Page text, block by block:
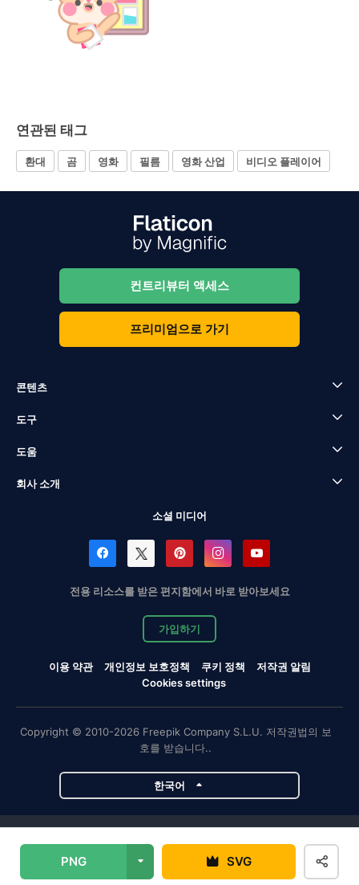
PNG SVG
연관된 태그
환대 곰 영화 필름 영화 산업 비디오 플레이어
컨트리뷰터 액세스
프리미엄으로 가기
콘텐츠
도구
도움
회사 소개
소셜 미디어
전용 리소스를 받은 편지함에서 바로 받아보세요
가입하기
이용 약관 개인정보 보호정책 쿠키 정책
저작권 알림
Cookies settings
Copyright © 2010-2026 Freepik Company S.L.U. 저작권법의 보
호를 받습니다..
한국어